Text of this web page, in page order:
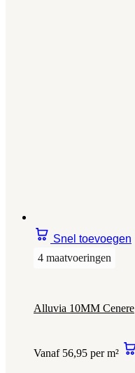
Snel toevoegen
4 maatvoeringen
Alluvia 10MM Cenere
Vanaf 56,95 per m²